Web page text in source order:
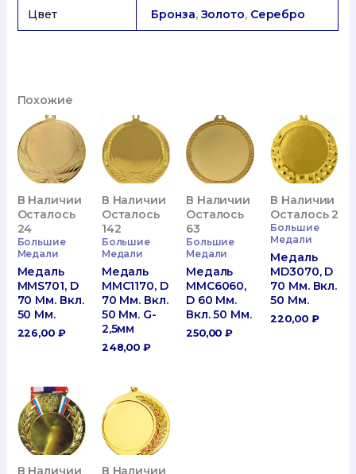
Цвет Бронза, Золото, Серебро
Похожие
В Наличии
Осталось
24
Большие
Медали
Медаль
MMS701, D
70 Мм. Вкл.
50 Мм.
226,00 ₽
В Наличии
Осталось
142
Большие
Медали
Медаль
MMC1170, D
70 Мм. Вкл.
50 Мм. G-
2,5мм
248,00₽
В Наличии
Осталось
63
Большие
Медали
Медаль
MMC6060,
D 60 Мм.
Вкл. 50 Мм.
250,00₽
В Наличии
Осталось 2
Большие
Медали
Медаль
MD3070, D
70 Мм. Вкл.
50 Мм.
220,00 ₽
В Наличии В Наличии